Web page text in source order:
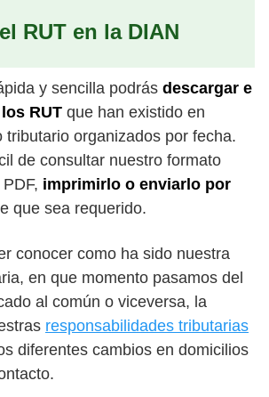
RUT en la DIAN
y sencilla podrás descargar e
RUT que han existido en
tributario organizados por fecha.
de consultar nuestro formato
imprimirlo o enviarlo por
que sea requerido.
conocer como ha sido nuestra
en que momento pasamos del
al común o viceversa, la
responsabilidades tributarias
diferentes cambios en domicilios